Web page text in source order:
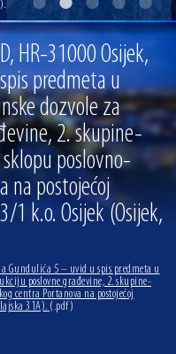
završen Vinski mjesec
Grada Osijeka. Gradonačelnik
broj djece, te najavio cjelovitu
Musikvereina obilježio 30 godina
mjera komarci ove godine pod
i domovinske zahvalnosti i Dan
HR-31000 Osijek,
predmeta u
dozvole za
2. skupine-
poslovno-
na postojećoj
1 k.o. Osijek (Osijek,
Gundulića 5 – uvid u spis predmeta u
poslovne građevine, 2. skupine-
centra Portanova na postojećoj
31A). (.pdf)